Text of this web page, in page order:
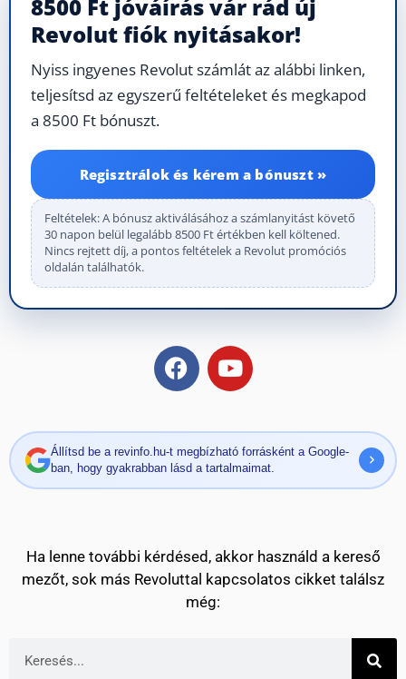
8500 Ft jóváírás vár rád új
Revolut fiók nyitásakor!
Nyiss ingyenes Revolut számlát az alábbi linken,
teljesítsd az egyszerű feltételeket és megkapod
a 8500 Ft bónuszt.
Regisztrálok és kérem a bónuszt »
Feltételek: A bónusz aktiválásához a számlanyitást követő
30 napon belül legalább 8500 Ft értékben kell költened.
Nincs rejtett díj, a pontos feltételek a Revolut promóciós
oldalán találhatók.
Állítsd be a revinfo.hu-t megbízható forrásként a Google-
ban, hogy gyakrabban lásd a tartalmaimat.
Ha lenne további kérdésed, akkor használd a kereső
mezőt, sok más Revoluttal kapcsolatos cikket találsz
még: